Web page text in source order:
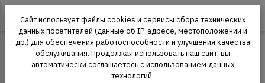
Ламинат Camsan Camsan Platinum Plus
Ламинат Camsan Platinum Plus 1500 Дуб
Сайт использует файлы cookies и сервисы сбора технических
данных посетителей (данные об IP-адресе, местоположении и
др.) для обеспечения работоспособности и улучшения качества
обслуживания. Продолжая использовать наш сайт, вы
автоматически соглашаетесь с использованием данных
технологий.